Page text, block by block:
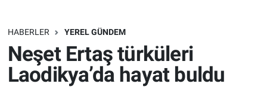
HABERLER YEREL GÜNDEM
Neşet Ertaş türküleri
Laodikya’da hayat buldu
Bilim turu
Bilim ve Teknoloji Evreni
Dünya
Teknoloji
Trafik Durumu
Süper Lig Puan Durumu ve Fikstür